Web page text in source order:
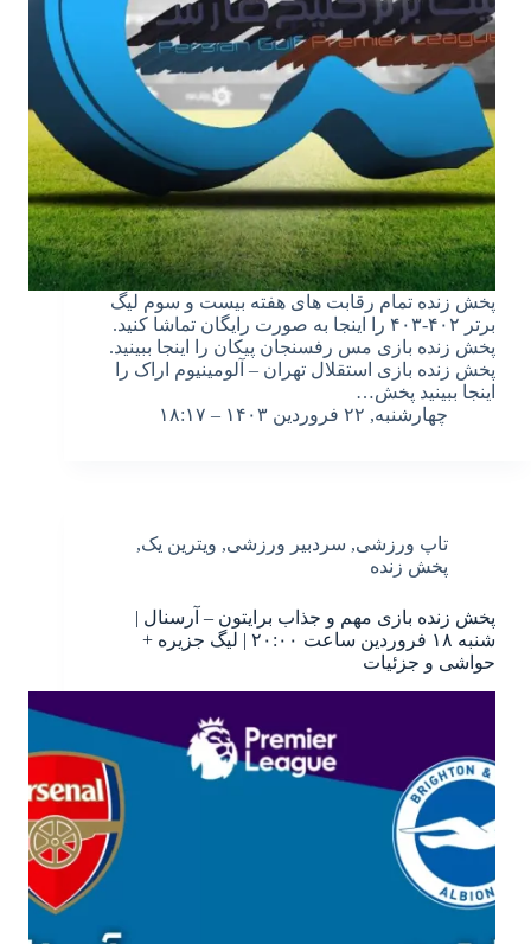
پخش زنده تمام رقابت های هفته بیست و سوم لیگ
برتر ۴۰۲-۴۰۳ را اینجا به صورت رایگان تماشا کنید.
پخش زنده بازی مس رفسنجان پیکان را اینجا ببینید.
پخش زنده بازی استقلال تهران – آلومینیوم اراک را
اینجا ببینید پخش…
چهارشنبه, ۲۲ فروردین ۱۴۰۳ – ۱۸:۱۷
تاپ ورزشی, سردبیر ورزشی, ویترین یک,
پخش زنده
پخش زنده بازی مهم و جذاب برایتون – آرسنال |
شنبه ۱۸ فروردین ساعت ۲۰:۰۰ | لیگ جزیره +
حواشی و جزئیات